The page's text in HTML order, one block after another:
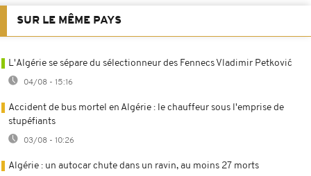
SUR LE MÊME PAYS
L'Algérie se sépare du sélectionneur des Fennecs Vladimir Petković
04/08 - 15:16
Accident de bus mortel en Algérie : le chauffeur sous l'emprise de
stupéfiants
03/08 - 10:26
Algérie : un autocar chute dans un ravin, au moins 27 morts